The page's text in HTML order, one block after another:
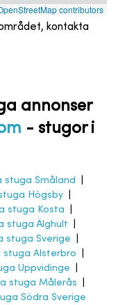
contributors
kontakta
annonser
- stugor i
stuga Småland
Högsby
stuga Kosta
stuga Älghult
stuga Sverige
stuga Alsterbro
Uppvidinge
stuga Målerås
Södra Sverige